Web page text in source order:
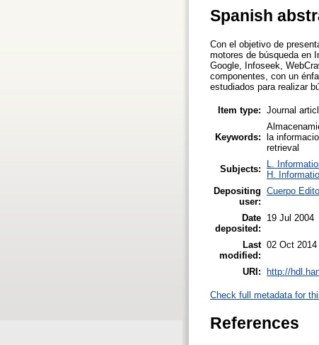
Spanish
Con el objetivo de
motores de búsqueda en
Google, Infoseek,
componentes, con un
estudiados para realizar
Item type: Journal
Keywords:
la
retrieval
Subjects:
L.
H.
Depositing
user:
Cuerpo
Date
deposited:
19 Jul 2004
Last
modified:
02 Oct 2014
URI: http://
Check full metadata for
References